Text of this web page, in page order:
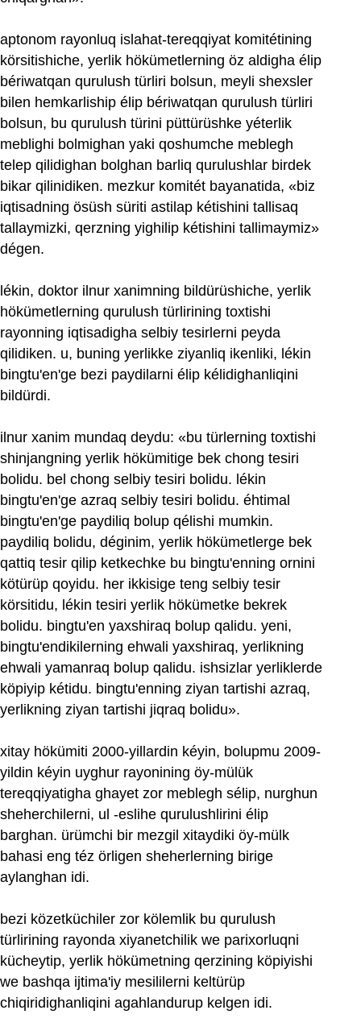
aptonom rayonluq islahat-tereqqiyat komitétining
körsitishiche, yerlik hökümetlerning öz aldigha élip
bériwatqan qurulush türliri bolsun, meyli shexsler
bilen hemkarliship élip bériwatqan qurulush türliri
bolsun, bu qurulush türini püttürüshke yéterlik
meblighi bolmighan yaki qoshumche meblegh
telep qilidighan bolghan barliq qurulushlar birdek
bikar qilinidiken. mezkur komitét bayanatida, «biz
iqtisadning ösüsh süriti astilap kétishini tallisaq
tallaymizki, qerzning yighilip kétishini tallimaymiz»
dégen.
lékin, doktor ilnur xanimning bildürüshiche, yerlik
hökümetlerning qurulush türlirining toxtishi
rayonning iqtisadigha selbiy tesirlerni peyda
qilidiken. u, buning yerlikke ziyanliq ikenliki, lékin
bingtu'en'ge bezi paydilarni élip kélidighanliqini
bildürdi.
ilnur xanim mundaq deydu: «bu türlerning toxtishi
shinjangning yerlik hökümitige bek chong tesiri
bolidu. bel chong selbiy tesiri bolidu. lékin
bingtu'en'ge azraq selbiy tesiri bolidu. éhtimal
bingtu'en'ge paydiliq bolup qélishi mumkin.
paydiliq bolidu, déginim, yerlik hökümetlerge bek
qattiq tesir qilip ketkechke bu bingtu'enning ornini
kötürüp qoyidu. her ikkisige teng selbiy tesir
körsitidu, lékin tesiri yerlik hökümetke bekrek
bolidu. bingtu'en yaxshiraq bolup qalidu. yeni,
bingtu'endikilerning ehwali yaxshiraq, yerlikning
ehwali yamanraq bolup qalidu. ishsizlar yerliklerde
köpiyip kétidu. bingtu'enning ziyan tartishi azraq,
yerlikning ziyan tartishi jiqraq bolidu».
xitay hökümiti 2000‏-yillardin kéyin, bolupmu 2009‏-
yildin kéyin uyghur rayonining öy-mülük
tereqqiyatigha ghayet zor meblegh sélip, nurghun
sheherchilerni, ul -eslihe qurulushlirini élip
barghan. ürümchi bir mezgil xitaydiki öy-mülk
bahasi eng téz örligen sheherlerning birige
aylanghan idi.
bezi közetküchiler zor kölemlik bu qurulush
türlirining rayonda xiyanetchilik we parixorluqni
kücheytip, yerlik hökümetning qerzining köpiyishi
we bashqa ijtima'iy mesililerni keltürüp
chiqiridighanliqini agahlandurup kelgen idi.